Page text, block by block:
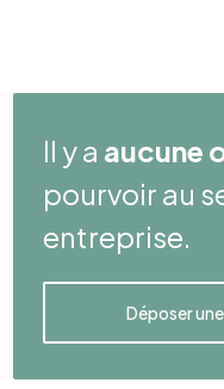
Il y a aucune
pourvoir au
entreprise.
Déposer